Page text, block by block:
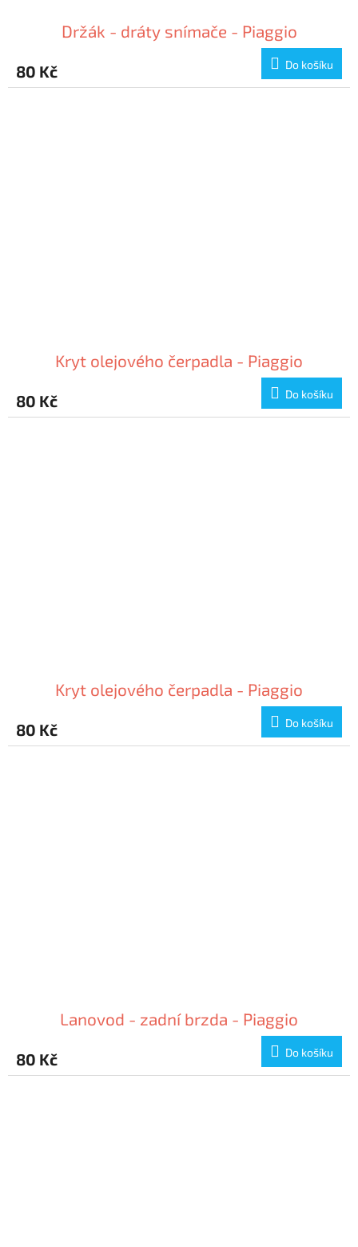
Držák - dráty snímače - Piaggio
80 Kč Do košíku
Kryt olejového čerpadla - Piaggio
80 Kč Do košíku
Kryt olejového čerpadla - Piaggio
80 Kč Do košíku
Lanovod - zadní brzda - Piaggio
80 Kč Do košíku